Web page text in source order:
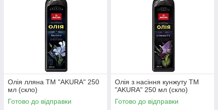
Олія лляна ТМ "AKURA" 250
мл (скло)
Готово до відправки
Олія з насіння кунжуту ТМ
"AKURA" 250 мл (скло)
Готово до відправки